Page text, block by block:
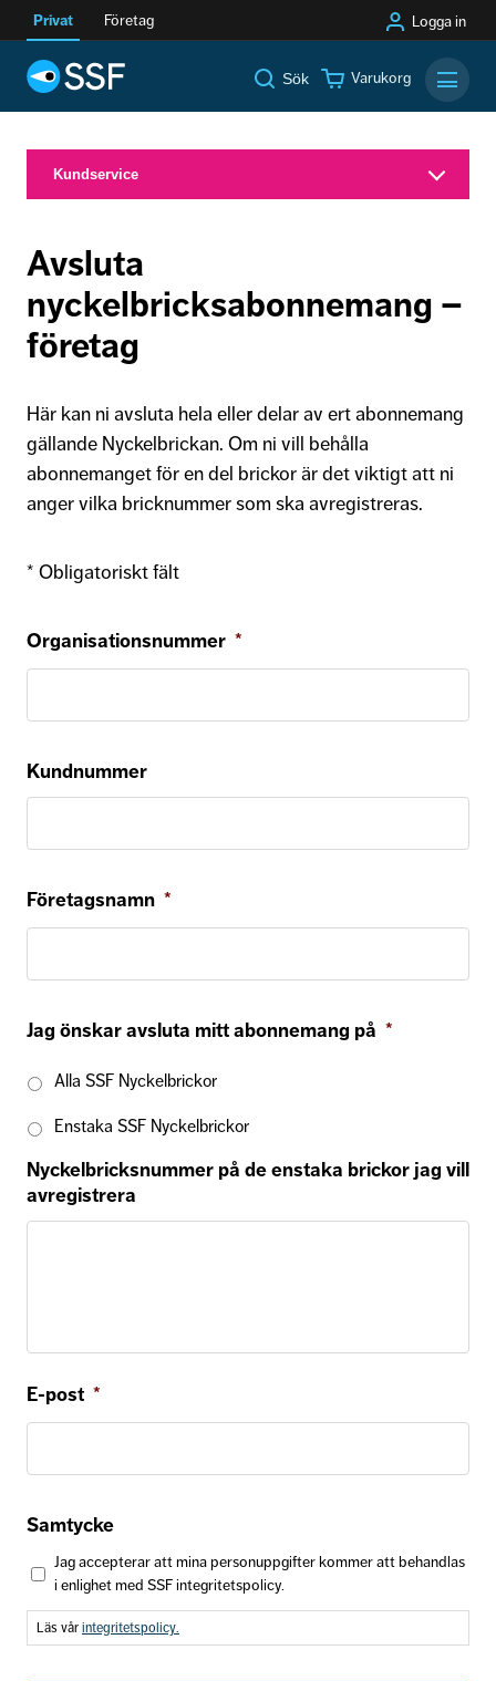
Privat Företag Logga in
Sök Varukorg
Kundservice
Avsluta
nyckelbricksabonnemang –
företag
Här kan ni avsluta hela eller delar av ert abonnemang
gällande Nyckelbrickan. Om ni vill behålla
abonnemanget för en del brickor är det viktigt att ni
anger vilka bricknummer som ska avregistreras.
* Obligatoriskt fält
Organisationsnummer *
Kundnummer
Företagsnamn *
Jag önskar avsluta mitt abonnemang på *
Alla SSF Nyckelbrickor
Enstaka SSF Nyckelbrickor
Nyckelbricksnummer på de enstaka brickor jag vill
avregistrera
E-post *
Samtycke
Jag accepterar att mina personuppgifter kommer att behandlas
i enlighet med SSF integritetspolicy.
Läs vårintegritetspolicy.